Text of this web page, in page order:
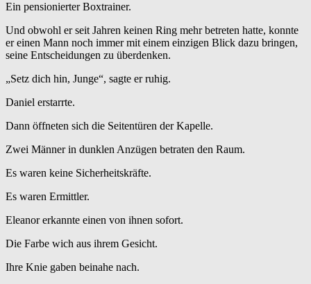
Ein pensionierter Boxtrainer.
Und obwohl er seit Jahren keinen Ring mehr betreten hatte, konnte
er einen Mann noch immer mit einem einzigen Blick dazu bringen,
seine Entscheidungen zu überdenken.
„Setz dich hin, Junge“, sagte er ruhig.
Daniel erstarrte.
Dann öffneten sich die Seitentüren der Kapelle.
Zwei Männer in dunklen Anzügen betraten den Raum.
Es waren keine Sicherheitskräfte.
Es waren Ermittler.
Eleanor erkannte einen von ihnen sofort.
Die Farbe wich aus ihrem Gesicht.
Ihre Knie gaben beinahe nach.